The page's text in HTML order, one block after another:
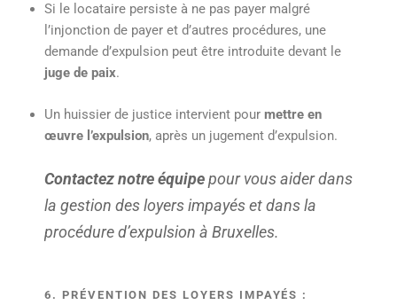
Si le locataire persiste à ne pas payer malgré
l’injonction de payer et d’autres procédures, une
demande d’expulsion peut être introduite devant le
juge de paix.
Un huissier de justice intervient pour mettre en
œuvre l’expulsion, après un jugement d’expulsion.
Contactez notre équipepour vous aider dans
la gestion des loyers impayés et dans la
procédure d’expulsion à Bruxelles.
6. PRÉVENTION DES LOYERS IMPAYÉS :